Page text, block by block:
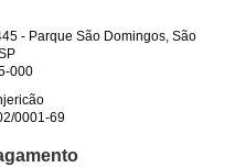
- Parque São Domingos, São
000
0001-69